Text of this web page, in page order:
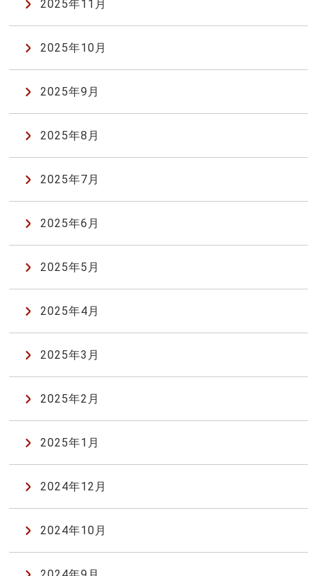
2025年11月
2025年10月
2025年9月
2025年8月
2025年7月
2025年6月
2025年5月
2025年4月
2025年3月
2025年2月
2025年1月
2024年12月
2024年10月